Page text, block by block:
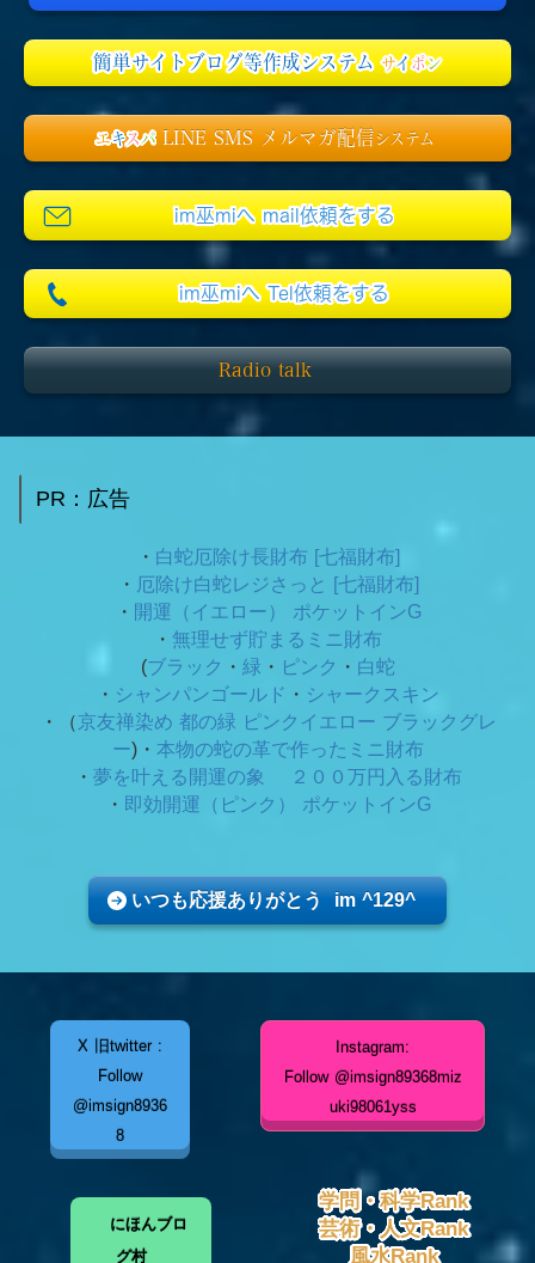
簡単サイトブログ等作成システム サイポン
エキスパ LINE SMS メルマガ配信システム
im巫miへ mail依頼をする
im巫miへ Tel依頼をする
Radio talk
PR：広告
・ 白蛇厄除け長財布 [七福財布]
・ 厄除け白蛇レジさっと [七福財布]
・ 開運（イエロー） ポケットインG
・ 無理せず貯まるミニ財布
(ブラック ・ 緑 ・ ピンク ・ 白蛇
・ シャンパンゴールド ・ シャークスキン
・（京友禅染め 都の緑 ピンクイエロー ブラックグレ
ー)・ 本物の蛇の革で作ったミニ財布
・ 夢を叶える開運の象 ２００万円入る財布
・ 即効開運（ピンク） ポケットインG
いつも応援ありがとう im ^129^
X 旧twitter :
Follow
@imsign8936
8
Instagram:
Follow @imsign89368miz
uki98061yss
にほんブロ
グ村
学問・科学Rank
芸術・人文Rank
風水Rank